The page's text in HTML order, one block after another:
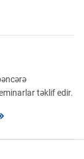
təklif edir.